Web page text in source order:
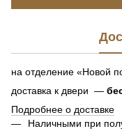
на отделение «Новой
доставка к двери —
Подробнее о доставке
Наличными при